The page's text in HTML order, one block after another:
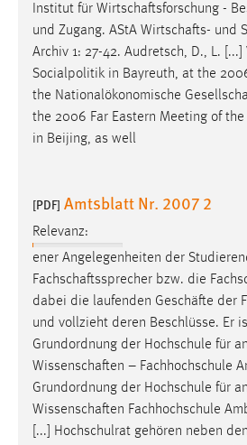
Institut für Wirtschaftsforschung -
und Zugang. AStA Wirtschafts- und
Archiv 1: 27-42. Audretsch, D., L. [...]
Socialpolitik in Bayreuth, at the
the Nationalökonomische
the 2006 Far Eastern Meeting of
in Beijing, as well
[PDF] Amtsblatt Nr. 2007 2
Relevanz:
ener Angelegenheiten der
Fachschaftssprecher bzw. die
dabei die laufenden Geschäfte der
und vollzieht deren Beschlüsse. Er
Grundordnung der Hochschule für
Wissenschaften – Fachhochschule
Grundordnung der Hochschule für
Wissenschaften Fachhochschule
[...] Hochschulrat gehören neben